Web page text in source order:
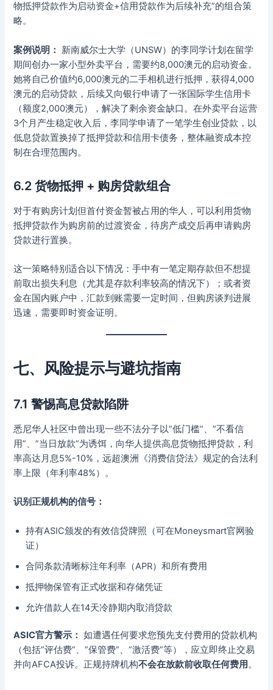
物抵押贷款作为启动资金+信用贷款作为后续补充”的组合策
略。
案例说明：
新南威尔士大学（UNSW）的李同学计划在留学
期间创办一家小型外卖平台，需要约8,000澳元的启动资金。
她将自己价值约6,000澳元的二手相机进行抵押，获得4,000
澳元的启动贷款，后续又向银行申请了一张国际学生信用卡
（额度2,000澳元），解决了剩余资金缺口。在外卖平台运营
3个月产生稳定收入后，李同学申请了一笔学生创业贷款，以
低息贷款置换掉了抵押贷款和信用卡债务，整体融资成本控
制在合理范围内。
6.2 货物抵押 + 购房贷款组合
对于有购房计划但首付资金暂被占用的华人，可以利用货物
抵押贷款作为购房前的过渡资金，待房产成交后再申请购房
贷款进行置换。
这一策略特别适合以下情况：手中有一笔定期存款但不想提
前取出损失利息（尤其是存款利率较高的情况下）；或者资
金在国内账户中，汇款到账需要一定时间，但购房谈判进展
迅速，需要即时资金证明。
七、风险提示与避坑指南
7.1 警惕高息贷款陷阱
悉尼华人社区中曾出现一些不法分子以”低门槛”、”不看信
用”、”当日放款”为诱饵，向华人提供高息货物抵押贷款，利
率高达月息5%-10%，远超澳洲《消费信贷法》规定的合法利
率上限（年利率48%）。
识别正规机构的信号：
持有ASIC颁发的有效信贷牌照（可在Moneysmart官网验
证）
合同条款清晰标注年利率（APR）和所有费用
抵押物保管有正式收据和存储凭证
允许借款人在14天冷静期内取消贷款
ASIC官方警示： 如遭遇任何要求您预先支付费用的贷款机构
（包括”评估费”、”保管费”、”激活费”等），应立即终止交易
并向AFCA投诉。正规持牌机构不会在放款前收取任何费用。